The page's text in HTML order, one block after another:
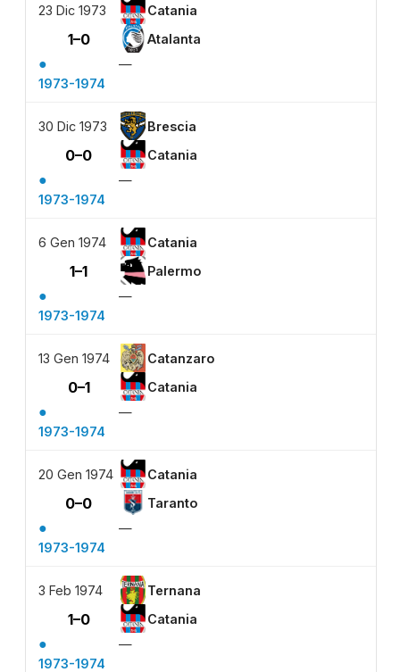
23 Dic 1973 Catania
1–0 Atalanta
●
—
1973-1974
30 Dic 1973 Brescia
0–0 Catania
●
—
1973-1974
6 Gen 1974 Catania
1–1 Palermo
●
—
1973-1974
13 Gen 1974 Catanzaro
0–1 Catania
●
—
1973-1974
20 Gen 1974 Catania
0–0 Taranto
●
—
1973-1974
3 Feb 1974 Ternana
1–0 Catania
●
—
1973-1974